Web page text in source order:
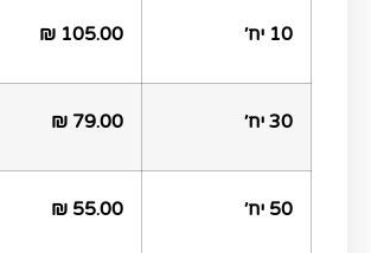
10 יח׳ 105.00 ₪
30 יח׳ 79.00 ₪
50 יח׳ 55.00 ₪